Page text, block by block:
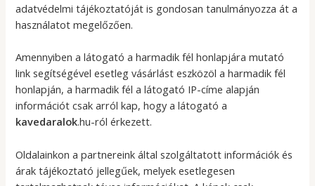
adatvédelmi tájékoztatóját is gondosan tanulmányozza át a
használatot megelőzően.
Amennyiben a látogató a harmadik fél honlapjára mutató
link segítségével esetleg vásárlást eszközöl a harmadik fél
honlapján, a harmadik fél a látogató IP-címe alapján
információt csak arról kap, hogy a látogató a
kavedaralok.hu-ról érkezett.
Oldalainkon a partnereink által szolgáltatott információk és
árak tájékoztató jellegűek, melyek esetlegesen